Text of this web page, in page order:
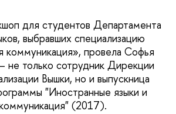
для студентов Департамента
выбравших специализацию
коммуникация», провела Софья
не только сотрудник Дирекции
Вышки, но и выпускница
"Иностранные языки и
(2017).